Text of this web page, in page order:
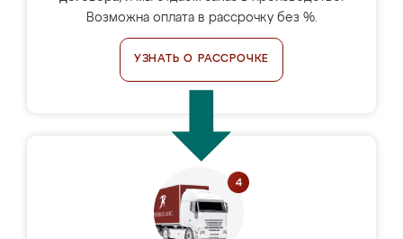
Возможна оплата в рассрочку без %.
УЗНАТЬ О РАССРОЧКЕ